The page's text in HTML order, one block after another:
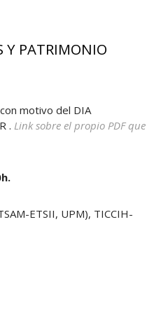
Y PATRIMONIO
motivo del DIA
. Link sobre el propio PDF que
ETSII, UPM), TICCIH-